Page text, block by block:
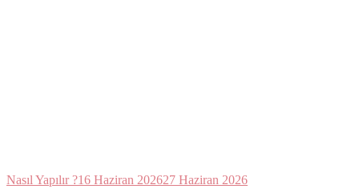
Nasıl Yapılır ?16 Haziran 202627 Haziran 2026